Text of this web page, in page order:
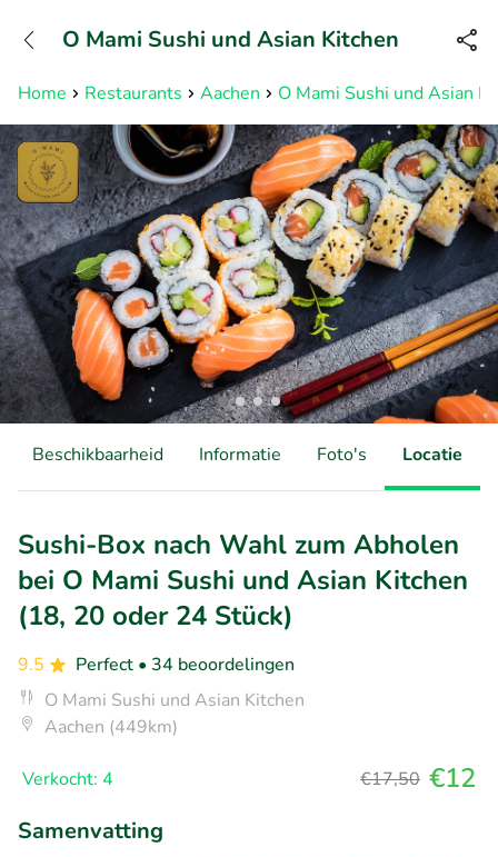
Bereikbaar tot 23:00 uur
Home Restaurants Aachen O Mami Sushi und Asian
O Mami Sushi und Asian Kitchen
Beschikbaarheid Informatie Foto's Locatie
Sushi-Box nach Wahl zum Abholen
bei O Mami Sushi und Asian Kitchen
(18, 20 oder 24 Stück)
9.5 Perfect • 34 beoordelingen
O Mami Sushi und Asian Kitchen
Aachen (449km)
Verkocht: 4 €17,50 €12
Samenvatting